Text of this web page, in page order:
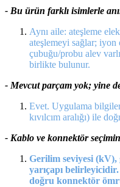
- Bu ürün farklı isimlerle
Aynı aile: ateşleme
ateşlemeyi sağlar;
çubuğu/probu alev
birlikte bulunur.
- Mevcut parçam yok; yine
Evet. Uygulama
kıvılcım aralığı) ile
- Kablo ve konnektör
Gerilim seviyesi (kV),
yarıçapı
doğru konnektör